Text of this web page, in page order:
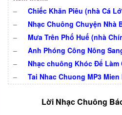
–
Chiếc Khăn Piêu (nhà Cá
–
Nhạc Chuông Chuyện Nhà
–
Mưa Trên Phố Huế (nhà
–
Anh Phóng Công Nông
–
Nhạc chuông Khóc Để
–
Tai Nhac Chuong MP3 Mien
Lời Nhạc Chuông